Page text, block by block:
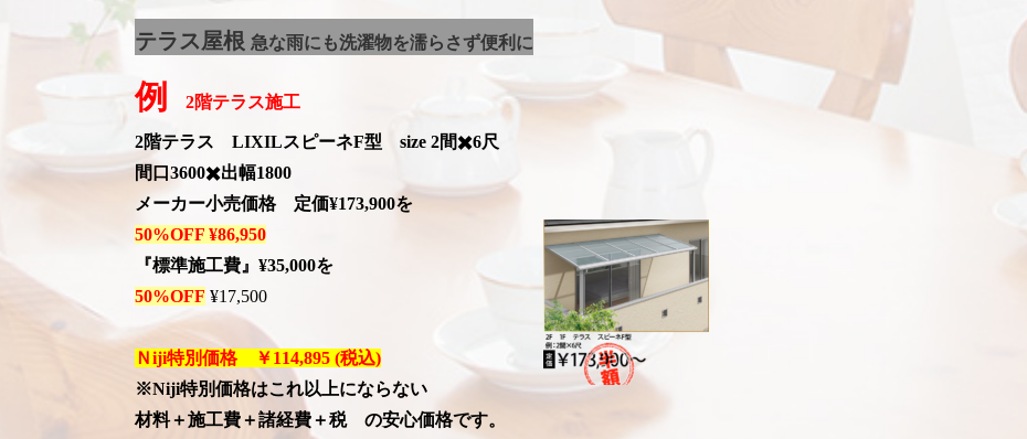
テラス屋根 急な雨にも洗濯物を濡らさず便利に
例 2階テラス施工
2階テラス LIXILスピーネF型 size 2間✖️6尺
間口3600✖️出幅1800
メーカー小売価格 定価¥173,900を
50%OFF ¥86,950
『標準施工費』¥35,000を
50%OFF ¥17,500
Ｎiji特別価格 ￥114,895 (税込)
※Niji特別価格はこれ以上にならない
材料＋施工費＋諸経費＋税 の安心価格です。